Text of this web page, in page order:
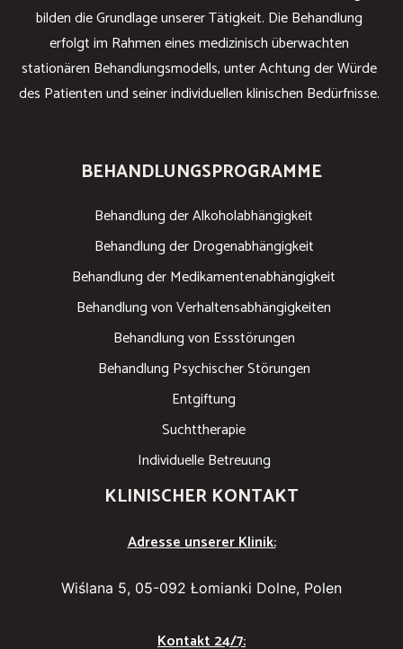
bilden die Grundlage unserer Tätigkeit. Die Behandlung
erfolgt im Rahmen eines medizinisch überwachten
stationären Behandlungsmodells, unter Achtung der Würde
des Patienten und seiner individuellen klinischen Bedürfnisse.
BEHANDLUNGSPROGRAMME
Behandlung der Alkoholabhängigkeit
Behandlung der Drogenabhängigkeit
Behandlung der Medikamentenabhängigkeit
Behandlung von Verhaltensabhängigkeiten
Behandlung von Essstörungen
Behandlung Psychischer Störungen
Entgiftung
Suchttherapie
Individuelle Betreuung
KLINISCHER KONTAKT
Adresse unserer Klinik:
Wiślana 5, 05-092 Łomianki Dolne, Polen
Kontakt 24/7: